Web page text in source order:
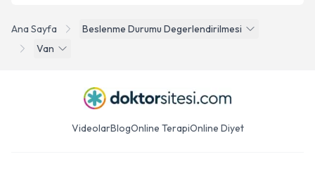
Ana Sayfa
Beslenme Durumu Degerlendirilmesi
Van
VideolarBlogOnline TerapiOnline Diyet